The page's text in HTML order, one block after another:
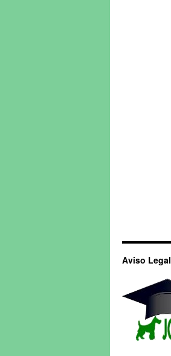
Aviso Legal